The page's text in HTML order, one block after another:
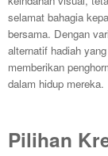
selamat bahagia
bersama. Dengan
alternatif hadiah
memberikan
dalam hidup mereka.
Pilihan